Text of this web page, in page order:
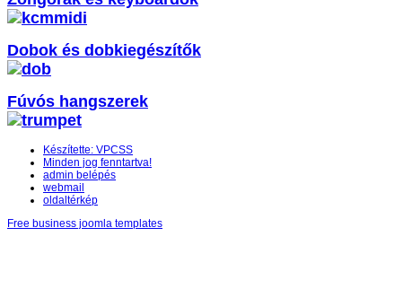
Dobok és dobkiegészítők
Fúvós hangszerek
Készítette: VPCSS
Minden jog fenntartva!
admin belépés
webmail
oldaltérkép
Free business joomla templates